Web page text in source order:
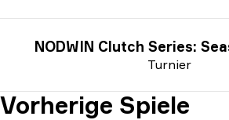
Turnier
NODWIN Clutch Series:
Vorherige Spiele